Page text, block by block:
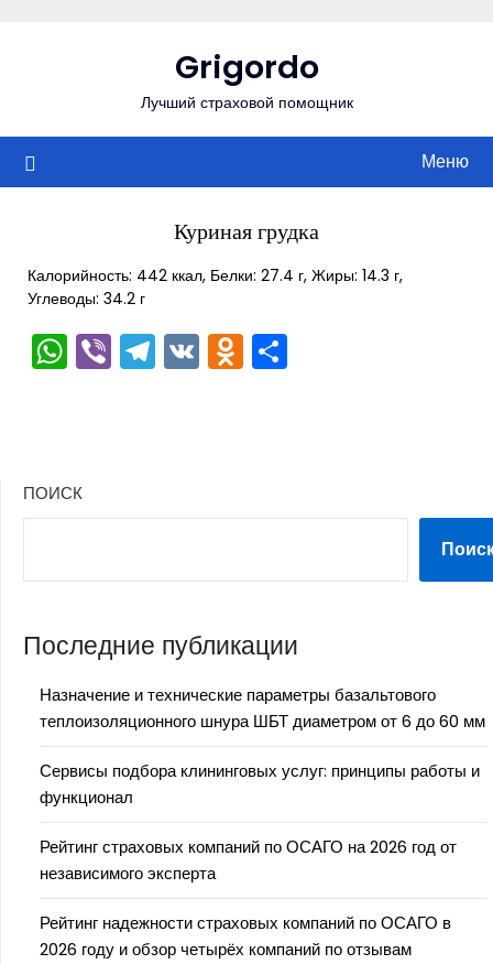
Grigordo
Лучший страховой помощник
Меню
Куриная грудка
Калорийность: 442 ккал, Белки: 27.4 г, Жиры: 14.3 г,
Углеводы: 34.2 г
WhatsApp
ViberTelegram
VKOdnoklassniki
ПОИСК
Последние публикации
Назначение и технические параметры базальтового
теплоизоляционного шнура ШБТ диаметром от 6 до 60 мм
Сервисы подбора клининговых услуг: принципы работы и
функционал
Рейтинг страховых компаний по ОСАГО на 2026 год от
независимого эксперта
Рейтинг надежности страховых компаний по ОСАГО в
2026 году и обзор четырёх компаний по отзывам